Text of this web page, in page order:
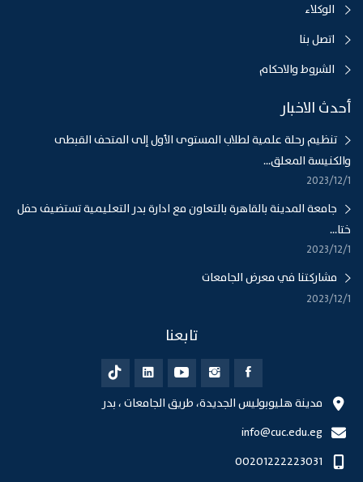
الوكلاء
اتصل بنا
الشروط والاحكام
أحدث الاخبار
تنظيم رحلة علمية لطلاب المستوى الأول إلى المتحف القبطى
والكنيسة المعلق...
1‏‏/12‏‏/2023
جامعة المدينة بالقاهرة بالتعاون مع ادارة بدر التعليمية تستضيف حفل
ختا...
1‏‏/12‏‏/2023
مشاركتنا في معرض الجامعات
1‏‏/12‏‏/2023
تابعنا
مدينة هليوبوليس الجديدة، طريق الجامعات ، بدر
info@cuc.edu.eg
00201222223031